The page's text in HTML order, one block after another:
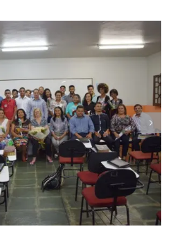
ITEJ inicia sua 43ª
Turma